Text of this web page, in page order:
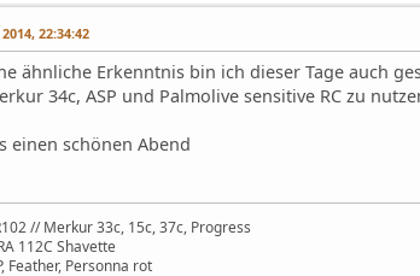
22:34:42
ähnliche Erkenntnis bin ich dieser Tage auch
34c, ASP und Palmolive sensitive RC zu
einen schönen Abend
// Merkur 33c, 15c, 37c, Progress
112C Shavette
Feather, Personna rot